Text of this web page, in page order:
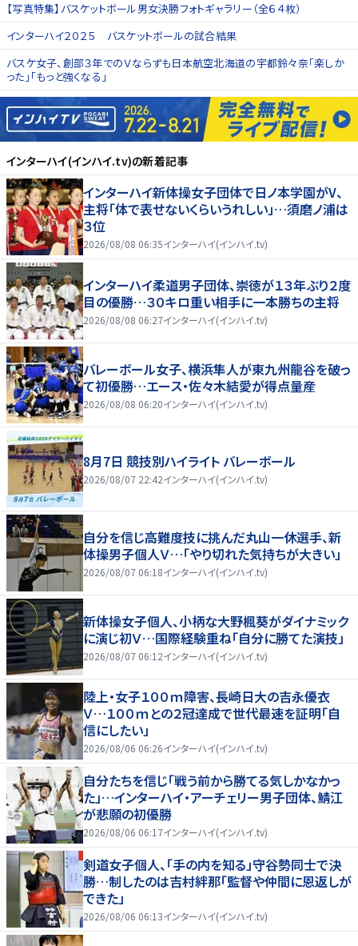
【写真特集】バスケットボール男女決勝フォトギャラリー（全６４枚）
インターハイ２０２５ バスケットボールの試合結果
バスケ女子、創部３年でのＶならずも日本航空北海道の宇都鈴々奈「楽しか
った」「もっと強くなる」
インターハイ(インハイ.tv)の新着記事
インターハイ新体操女子団体で日ノ本学園がV、
主将「体で表せないくらいうれしい」…須磨ノ浦は
３位
2026/08/08 06:35インターハイ(インハイ.tv)
インターハイ柔道男子団体、崇徳が１３年ぶり２度
目の優勝…３０キロ重い相手に一本勝ちの主将
2026/08/08 06:27インターハイ(インハイ.tv)
バレーボール女子、横浜隼人が東九州龍谷を破っ
て初優勝…エース・佐々木結愛が得点量産
2026/08/08 06:20インターハイ(インハイ.tv)
8月7日 競技別ハイライト バレーボール
2026/08/07 22:42インターハイ(インハイ.tv)
自分を信じ高難度技に挑んだ丸山一休選手、新
体操男子個人Ｖ…「やり切れた気持ちが大きい」
2026/08/07 06:18インターハイ(インハイ.tv)
新体操女子個人、小柄な大野楓葵がダイナミック
に演じ初Ｖ…国際経験重ね「自分に勝てた演技」
2026/08/07 06:12インターハイ(インハイ.tv)
陸上・女子１００ｍ障害、長崎日大の吉永優衣
Ｖ…１００ｍとの２冠達成で世代最速を証明「自
信にしたい」
2026/08/06 06:26インターハイ(インハイ.tv)
自分たちを信じ「戦う前から勝てる気しかなかっ
た」…インターハイ・アーチェリー男子団体、鯖江
が悲願の初優勝
2026/08/06 06:17インターハイ(インハイ.tv)
剣道女子個人、「手の内を知る」守谷勢同士で決
勝…制したのは吉村絆那「監督や仲間に恩返しが
できた」
2026/08/06 06:13インターハイ(インハイ.tv)